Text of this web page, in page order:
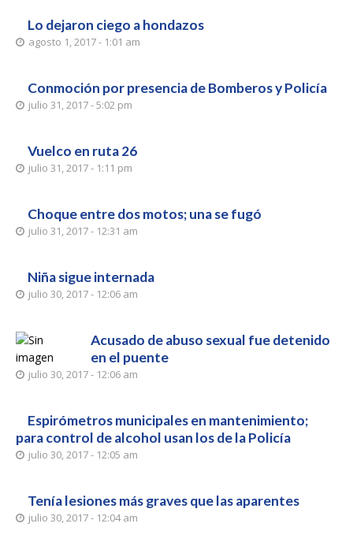
Lo dejaron ciego a hondazos
agosto 1, 2017 - 1:01 am
Conmoción por presencia de Bomberos y Policía
julio 31, 2017 - 5:02 pm
Vuelco en ruta 26
julio 31, 2017 - 1:11 pm
Choque entre dos motos; una se fugó
julio 31, 2017 - 12:31 am
Niña sigue internada
julio 30, 2017 - 12:06 am
Acusado de abuso sexual fue detenido
en el puente
julio 30, 2017 - 12:06 am
Espirómetros municipales en mantenimiento;
para control de alcohol usan los de la Policía
julio 30, 2017 - 12:05 am
Tenía lesiones más graves que las aparentes
julio 30, 2017 - 12:04 am